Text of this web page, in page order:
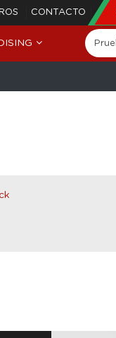
CONTACTO